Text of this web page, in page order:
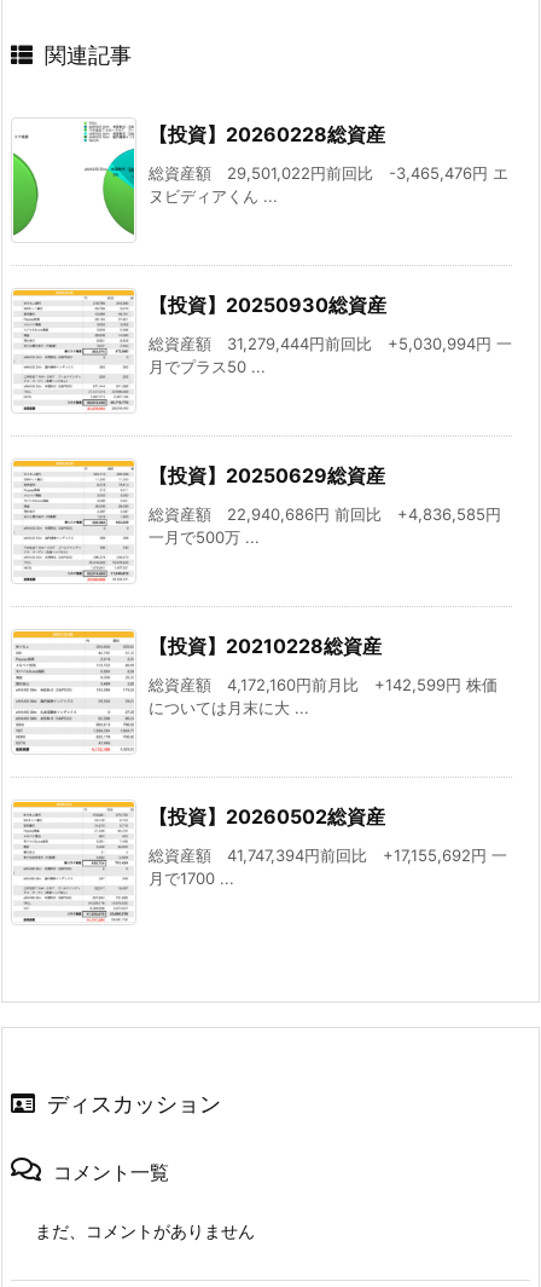
関連記事
【投資】20260228総資産
総資産額 29,501,022円前回比 -3,465,476円 エ
ヌビディアくん ...
【投資】20250930総資産
総資産額 31,279,444円前回比 +5,030,994円 一
月でプラス50 ...
【投資】20250629総資産
総資産額 22,940,686円 前回比 +4,836,585円
一月で500万 ...
【投資】20210228総資産
総資産額 4,172,160円前月比 +142,599円 株価
については月末に大 ...
【投資】20260502総資産
総資産額 41,747,394円前回比 +17,155,692円 一
月で1700 ...
ディスカッション
コメント一覧
まだ、コメントがありません